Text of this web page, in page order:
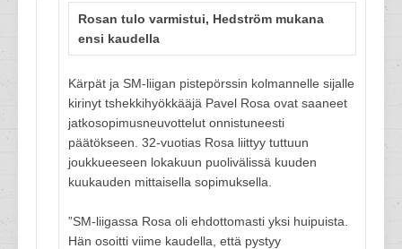
Rosan tulo varmistui, Hedström mukana
ensi kaudella
Kärpät ja SM-liigan pistepörssin kolmannelle sijalle
kirinyt tshekkihyökkääjä Pavel Rosa ovat saaneet
jatkosopimusneuvottelut onnistuneesti
päätökseen. 32-vuotias Rosa liittyy tuttuun
joukkueeseen lokakuun puolivälissä kuuden
kuukauden mittaisella sopimuksella.
”SM-liigassa Rosa oli ehdottomasti yksi huipuista.
Hän osoitti viime kaudella, että pystyy